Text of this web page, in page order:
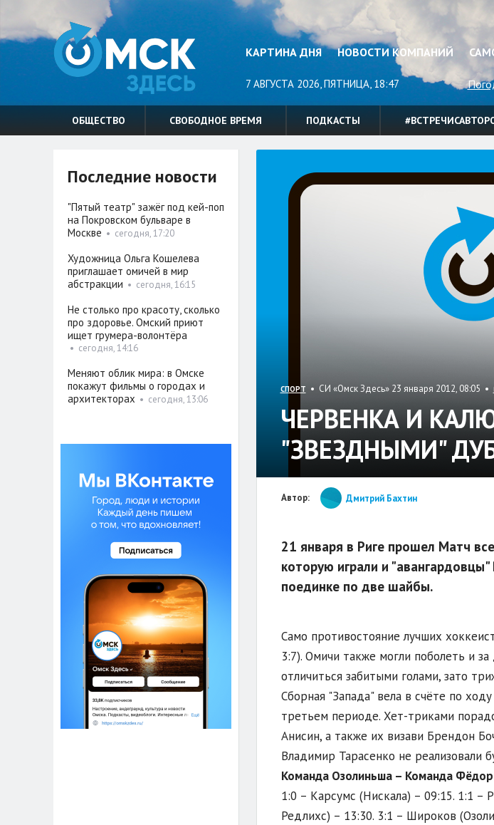
КАРТИНА ДНЯ НОВОСТИ КОМПАНИЙ
7 АВГУСТА 2026, ПЯТНИЦА, 18:47
ОБЩЕСТВО СВОБОДНОЕ ВРЕМЯ ПОДКАСТЫ
СПОРТ • СИ «Омск Здесь» 23 января 2012, 08:05 •
ЧЕРВЕНКА И
"ЗВЕЗДНЫМИ"
Автор: Дмитрий Бахтин
21 января в Риге прошел Матч
которую играли и
поединке по две шайбы.
Само противостояние лучших
3:7). Омичи также могли поболеть и
отличиться забитыми голами, зато
Сборная "Запада" вела в счёте по
третьем периоде. Хет-триками
Анисин, а также их визави Брендон
Владимир Тарасенко не реализовали
Команда Озолиньша – Команда
1:0 – Карсумс (Нискала) – 09:15. 1:1 –
Редлихс) – 13:30. 3:1 – Широков
Последние новости
"Пятый театр" зажёг под кей-поп
на Покровском бульваре в
Москве • сегодня, 17:20
Художница Ольга Кошелева
приглашает омичей в мир
абстракции • сегодня, 16:15
Не столько про красоту, сколько
про здоровье. Омский приют
ищет грумера-волонтёра
• сегодня, 14:16
Меняют облик мира: в Омске
покажут фильмы о городах и
архитекторах • сегодня, 13:06